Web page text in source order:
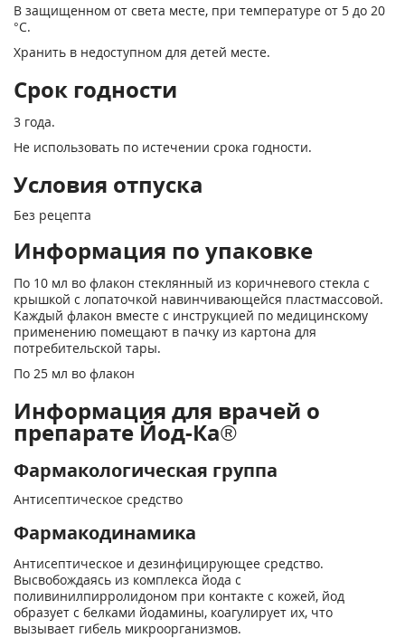
В защищенном от света месте, при температуре от 5 до 20
°С.
Хранить в недоступном для детей месте.
Срок годности
3 года.
Не использовать по истечении срока годности.
Условия отпуска
Без рецепта
Информация по упаковке
По 10 мл во флакон стеклянный из коричневого стекла с
крышкой с лопаточкой навинчивающейся пластмассовой.
Каждый флакон вместе с инструкцией по медицинскому
применению помещают в пачку из картона для
потребительской тары.
По 25 мл во флакон
Информация для врачей о
препарате Йод-Ка®
Фармакологическая группа
Антисептическое средство
Фармакодинамика
Антисептическое и дезинфицирующее средство.
Высвобождаясь из комплекса йода с
поливинилпирролидоном при контакте с кожей, йод
образует с белками йодамины, коагулирует их, что
вызывает гибель микроорганизмов.